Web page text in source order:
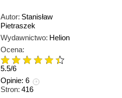
Autor: Stanisław
Pietraszek
Wydawnictwo: Helion
Ocena:
5.5/6
Opinie: 6
Stron: 416